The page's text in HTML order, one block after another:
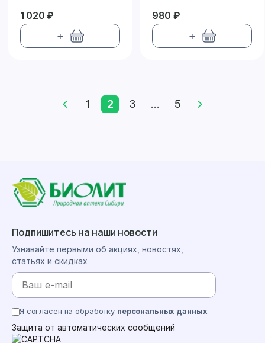
1 020 ₽
+
980 ₽
+
1 2 3 ... 5
Подпишитесь на наши новости
Узнавайте первыми об акциях, новостях,
статьях и скидках
Я согласен на обработку персональных данных
Защита от автоматических сообщений